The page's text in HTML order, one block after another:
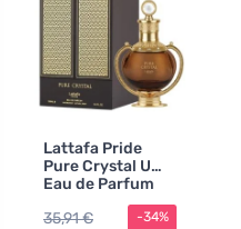
Lattafa Pride
Pure Crystal U
Eau de Parfum
35,91 €
-34%